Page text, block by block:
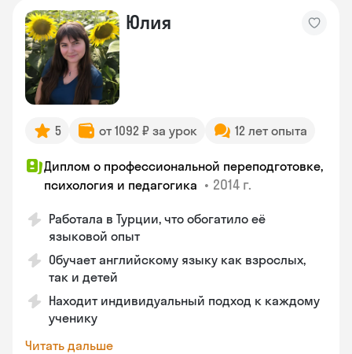
Юлия
5 от 1092 ₽ за урок 12 лет опыта
Диплом о профессиональной переподготовке,
психология и педагогика • 2014 г.
Работала в Турции, что обогатило её
языковой опыт
Обучает английскому языку как взрослых,
так и детей
Находит индивидуальный подход к каждому
ученику
Читать дальше